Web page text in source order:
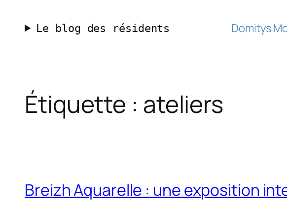
contenu
Le blog des résidents Domitys
Étiquette : ateliers
Breizh Aquarelle : une exposition